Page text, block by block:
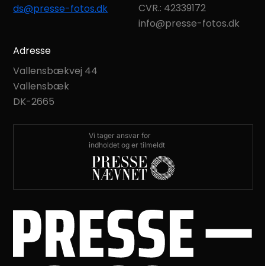
ds@presse-fotos.dk
CVR.: 42339172
info@presse-fotos.dk
Adresse
Vallensbækvej 44
Vallensbæk
DK-2665
Vi tager ansvar for
indholdet og er tilmeldt